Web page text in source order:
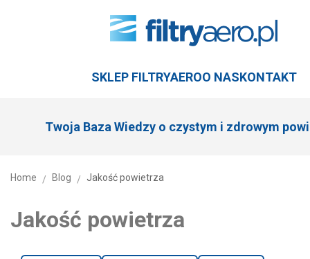
SKLEP FILTRYAEROO NASKONTAKT
Twoja Baza Wiedzy o czystym i zdrowym
Home / Blog / Jakość powietrza
Jakość powietrza